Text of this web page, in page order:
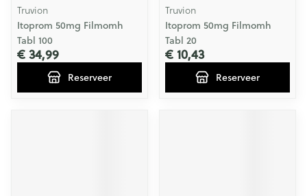
Truvion
Itoprom 50mg Filmomh
Tabl 100
€ 34,99
Reserveer
Truvion
Itoprom 50mg Filmomh
Tabl 20
€ 10,43
Reserveer